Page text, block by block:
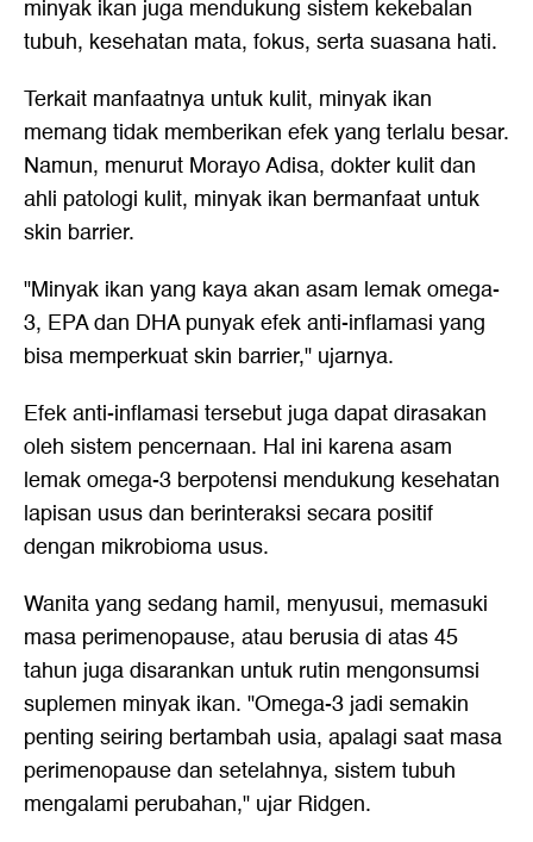
minyak ikan juga mendukung sistem kekebalan
tubuh, kesehatan mata, fokus, serta suasana hati.
Terkait manfaatnya untuk kulit, minyak ikan
memang tidak memberikan efek yang terlalu besar.
Namun, menurut Morayo Adisa, dokter kulit dan
ahli patologi kulit, minyak ikan bermanfaat untuk
skin barrier.
"Minyak ikan yang kaya akan asam lemak omega-
3, EPA dan DHA punyak efek anti-inflamasi yang
bisa memperkuat skin barrier," ujarnya.
Efek anti-inflamasi tersebut juga dapat dirasakan
oleh sistem pencernaan. Hal ini karena asam
lemak omega-3 berpotensi mendukung kesehatan
lapisan usus dan berinteraksi secara positif
dengan mikrobioma usus.
Wanita yang sedang hamil, menyusui, memasuki
masa perimenopause, atau berusia di atas 45
tahun juga disarankan untuk rutin mengonsumsi
suplemen minyak ikan. "Omega-3 jadi semakin
penting seiring bertambah usia, apalagi saat masa
perimenopause dan setelahnya, sistem tubuh
mengalami perubahan," ujar Ridgen.